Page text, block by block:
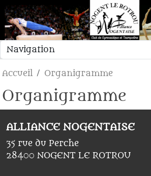
Accueil Organigramme
Organigramme
ALLIANCE NOGENTAISE
35 rue du Perche
28400 NOGENT LE ROTROU
Panneau de gestion des cookies